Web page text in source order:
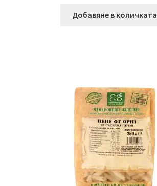
Добавяне в количката